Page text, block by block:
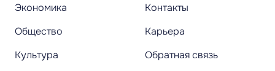
Экономика
Общество
Культура
Контакты
Карьера
Обратная связь